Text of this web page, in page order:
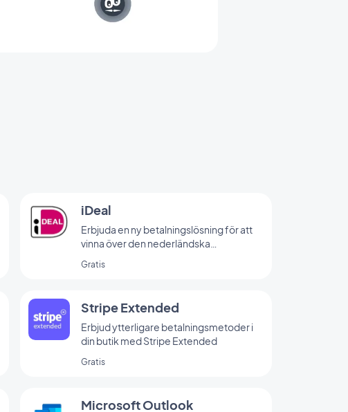
iDeal
Erbjuda en ny betalningslösning för att
vinna över den nederländska
Gratis
Stripe Extended
Erbjud ytterligare betalningsmetoder i
din butik med Stripe Extended
Gratis
Microsoft Outlook